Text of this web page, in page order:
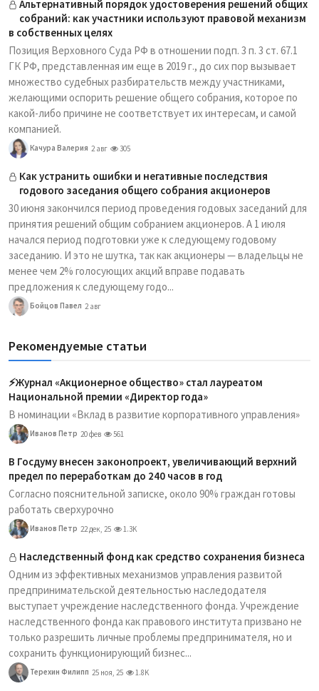
Альтернативный порядок удостоверения решений общих
собраний: как участники используют правовой механизм
в собственных целях
Позиция Верховного Суда РФ в отношении подп. 3 п. 3 ст. 67.1
ГК РФ, представленная им еще в 2019 г., до сих пор вызывает
множество судебных разбирательств между участниками,
желающими оспорить решение общего собрания, которое по
какой-либо причине не соответствует их интересам, и самой
компанией.
Качура Валерия 2 авг 305
Как устранить ошибки и негативные последствия
годового заседания общего собрания акционеров
30 июня закончился период проведения годовых заседаний для
принятия решений общим собранием акционеров. А 1 июля
начался период подготовки уже к следующему годовому
заседанию. И это не шутка, так как акционеры — владельцы не
менее чем 2% голосующих акций вправе подавать
предложения к следующему годо...
Бойцов Павел 2 авг
Рекомендуемые статьи
⚡️Журнал «Акционерное общество» стал лауреатом
Национальной премии «Директор года»
В номинации «Вклад в развитие корпоративного управления»
Иванов Петр 20 фев 561
В Госдуму внесен законопроект, увеличивающий верхний
предел по переработкам до 240 часов в год
Согласно пояснительной записке, около 90% граждан готовы
работать сверхурочно
Иванов Петр 22 дек, 25 1.3K
Наследственный фонд как средство сохранения бизнеса
Одним из эффективных механизмов управления развитой
предпринимательской деятельностью наследодателя
выступает учреждение наследственного фонда. Учреждение
наследственного фонда как правового института призвано не
только разрешить личные проблемы предпринимателя, но и
сохранить функционирующий бизнес...
Терехин Филипп 25 ноя, 25 1.8K